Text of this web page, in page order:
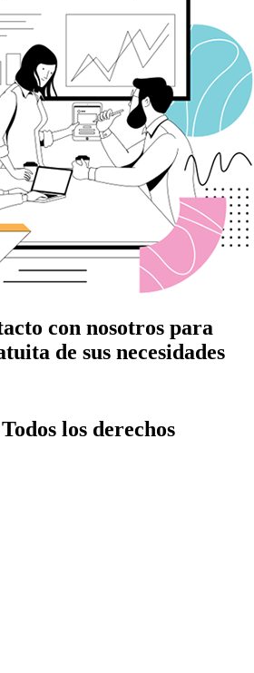
con nosotros para
de sus necesidades
los derechos